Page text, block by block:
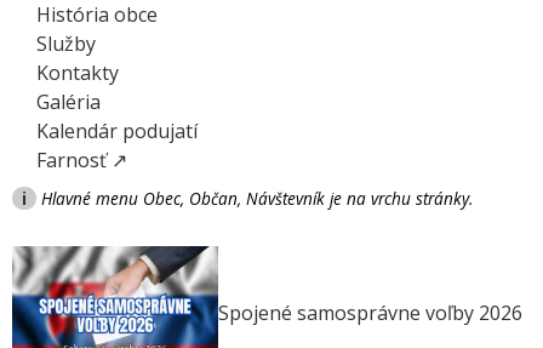
História obce
Služby
Kontakty
Galéria
Kalendár podujatí
Farnosť ↗
i Hlavné menu Obec, Občan, Návštevník je na vrchu stránky.
Spojené samosprávne voľby 2026